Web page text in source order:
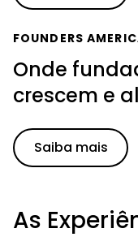
FOUNDERS
Onde
crescem e
Saiba mais
As